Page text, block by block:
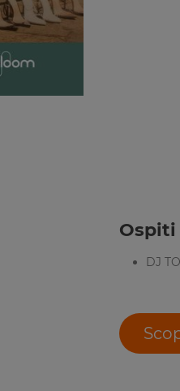
Ospiti
DJ